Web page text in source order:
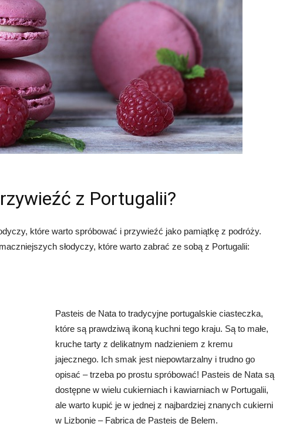
z Portugalii?
które warto spróbować i przywieźć jako pamiątkę z podróży.
słodyczy, które warto zabrać ze sobą z Portugalii:
Pasteis de Nata to tradycyjne portugalskie ciasteczka,
które są prawdziwą ikoną kuchni tego kraju. Są to małe,
kruche tarty z delikatnym nadzieniem z kremu
jajecznego. Ich smak jest niepowtarzalny i trudno go
opisać – trzeba po prostu spróbować! Pasteis de Nata są
dostępne w wielu cukierniach i kawiarniach w Portugalii,
ale warto kupić je w jednej z najbardziej znanych cukierni
w Lizbonie – Fabrica de Pasteis de Belem.